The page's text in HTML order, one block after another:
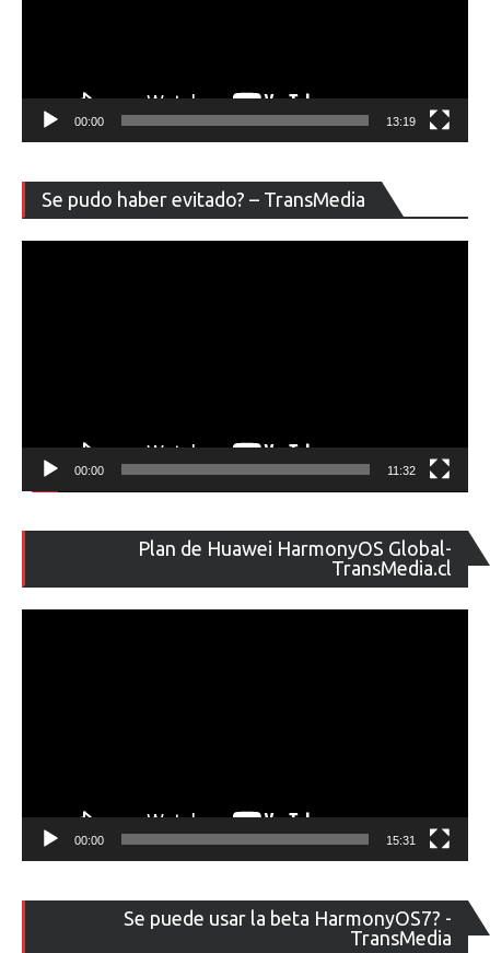
00:00 13:19
Se pudo haber evitado? – TransMedia
de
00:00 11:32
Plan de Huawei HarmonyOS Global-
TransMedia.cl
de
00:00 15:31
Se puede usar la beta HarmonyOS7? -
TransMedia
de